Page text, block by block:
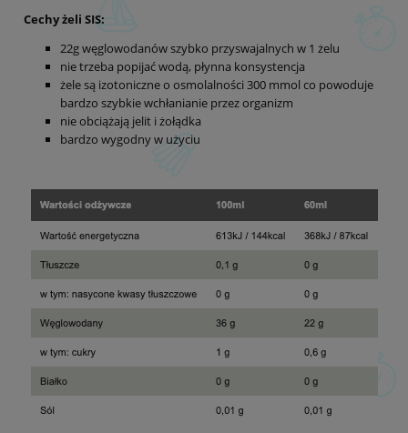
Cechy żeli SIS:
22g węglowodanów szybko przyswajalnych w 1 żelu
nie trzeba popijać wodą, płynna konsystencja
żele są izotoniczne o osmolalności 300 mmol co powoduje
bardzo szybkie wchłanianie przez organizm
nie obciążają jelit i żołądka
bardzo wygodny w użyciu